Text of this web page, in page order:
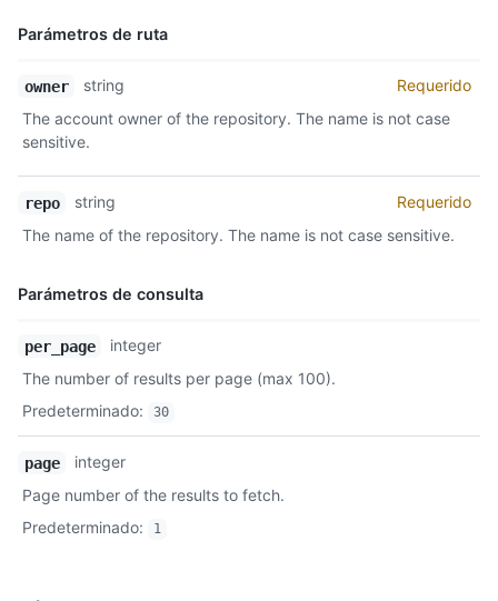
Parámetros de ruta
Nombre,
Descripción
owner string
Requerido
The account owner of the repository. The name is not case
sensitive.
repo string
Requerido
The name of the repository. The name is not case sensitive.
Parámetros de consulta
Nombre,
Descripción
per_page
integer
The number of results per page (max 100).
Predeterminado: 30
page
integer
Page number of the results to fetch.
Predeterminado: 1